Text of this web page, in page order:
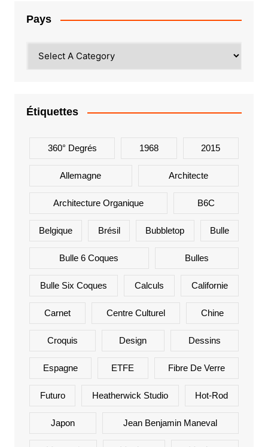
Pays
Étiquettes
360° Degrés 1968 2015
Allemagne Architecte
Architecture Organique B6C
Belgique Brésil Bubbletop Bulle
Bulle 6 Coques Bulles
Bulle Six Coques Calculs Californie
Carnet Centre Culturel Chine
Croquis Design Dessins
Espagne ETFE Fibre De Verre
Futuro Heatherwick Studio Hot-Rod
Japon Jean Benjamin Maneval